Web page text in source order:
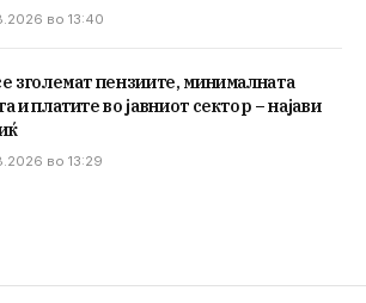
во 13:40
зголемат пензиите, минималната
и платите во јавниот сектор – најави
во 13:29